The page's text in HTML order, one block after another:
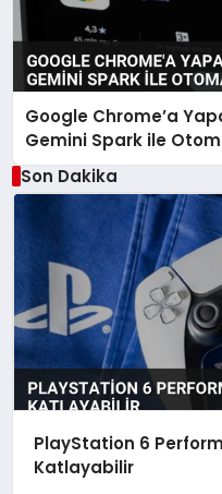
Google Chrome’a
Gemini Spark ile
Son Dakika
PlayStation 6
Katlayabilir